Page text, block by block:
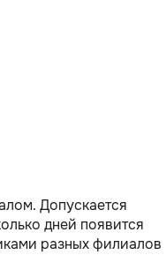
Допускается
дней появится
разных филиалов